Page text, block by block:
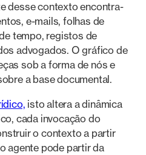
desse contexto encontra-
e-mails, folhas de
tempo, registos de
advogados. O gráfico de
sob a forma de nós e
a base documental.
isto altera a dinâmica
cada invocação do
o contexto a partir
agente pode partir da